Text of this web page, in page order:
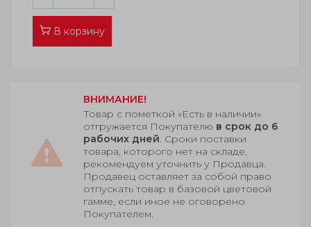
В корзину
ВНИМАНИЕ!
Товар с пометкой «Есть в наличии»
отгружается Покупателю в срок до 6
рабочих дней. Сроки поставки
товара, которого нет на складе,
рекомендуем уточнить у Продавца.
Продавец оставляет за собой право
отпускать товар в базовой цветовой
гамме, если иное не оговорено
Покупателем.